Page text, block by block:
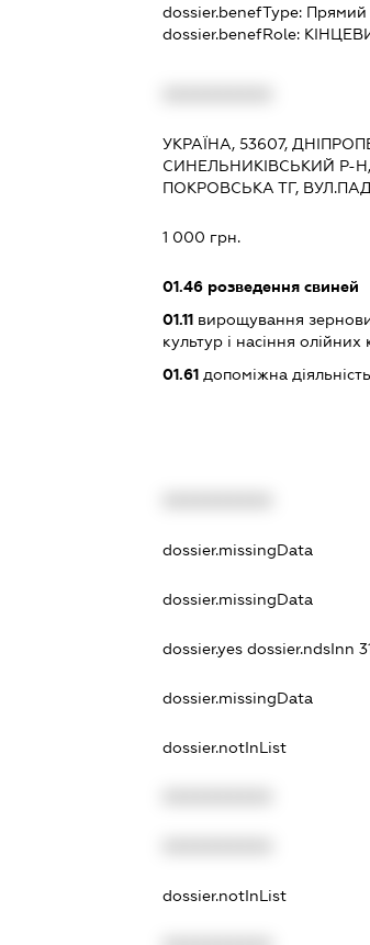
dossier.benefType: Прямий
dossier.benefRole:
УКРАЇНА, 53607,
СИНЕЛЬНИКІВСЬКИЙ Р-
ПОКРОВСЬКА ТГ,
1 000 грн.
01.46 розведення свиней
01.11 вирощування
культур і насіння олійних
01.61 допоміжна
dossier.missingData
dossier.missingData
dossier.yesdossier.ndsInn
dossier.missingData
dossier.notInList
dossier.notInList